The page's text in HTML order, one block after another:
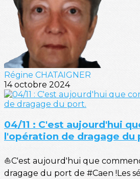
Régine CHATAIGNER
14 octobre 2024
04/11 : C'est aujourd'hui
l'opération de dragage du
⛵C'est aujourd'hui que
dragage du port de #Caen !Les